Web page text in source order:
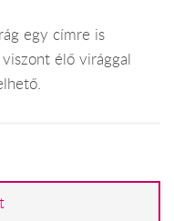
egy címre is
élő virággal